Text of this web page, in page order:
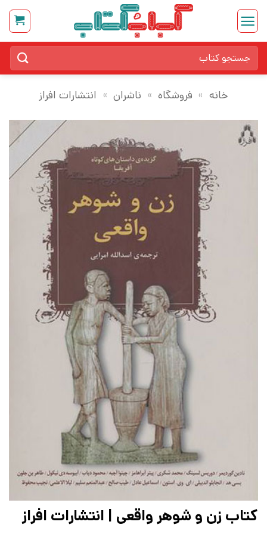
Skip
content
برای:
خانه » فروشگاه » ناشران » انتشارات افراز
کتاب زن و شوهر واقعی | انتشارات افراز